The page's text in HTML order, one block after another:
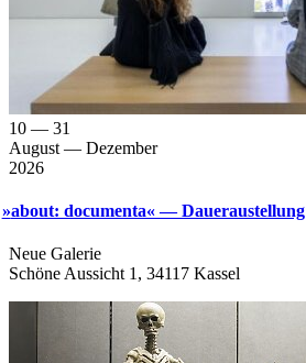
10 — 31
August — Dezember
2026
»about: documenta« — Daueraustellung
Neue Gale­rie
Schö­ne Aus­sicht 1, 34117 Kassel